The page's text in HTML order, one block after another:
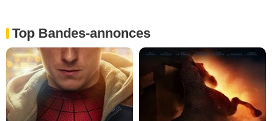
Top Bandes-annonces